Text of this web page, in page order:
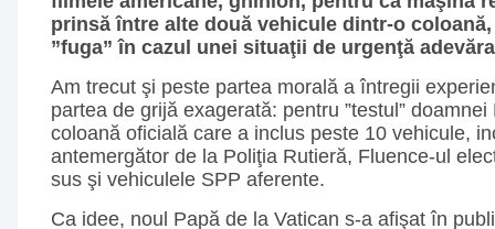
prinsă între alte două vehicule dintr-o
”fuga” în cazul unei situaţii de urgenţă
Am trecut şi peste partea morală a întregii
partea de grijă exagerată: pentru ”testul”
coloană oficială care a inclus peste 10 vehicule,
antemergător de la Poliţia Rutieră, Fluence-ul
sus şi vehiculele SPP aferente.
Ca idee, noul Papă de la Vatican s-a afişat în